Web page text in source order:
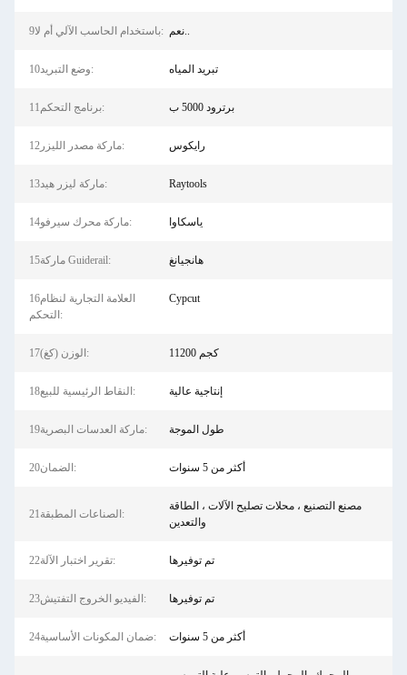
9باستخدام الحاسب الآلي أم لا: نعم..
10وضع التبريد: تبريد المياه
11برنامج التحكم: برترود 5000 ب
12ماركة مصدر الليزر: رايكوس
13ماركة ليزر هيد: Raytools
14ماركة محرك سيرفو: ياسكاوا
15ماركة Guiderail: هانجيانغ
16العلامة التجارية لنظام
التحكم:
Cypcut
17الوزن (كغ): 11200 كجم
18النقاط الرئيسية للبيع: إنتاجية عالية
19ماركة العدسات البصرية: طول الموجة
20الضمان: أكثر من 5 سنوات
21الصناعات المطبقة:
مصنع التصنيع ، محلات تصليح الآلات ، الطاقة
والتعدين
22تقرير اختبار الآلة: تم توفيرها
23الفيديو الخروج التفتيش: تم توفيرها
24ضمان المكونات الأساسية: أكثر من 5 سنوات